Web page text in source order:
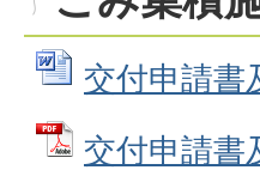
交付申請書
交付申請書